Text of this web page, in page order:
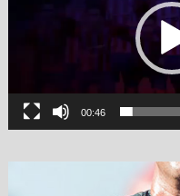
00:46